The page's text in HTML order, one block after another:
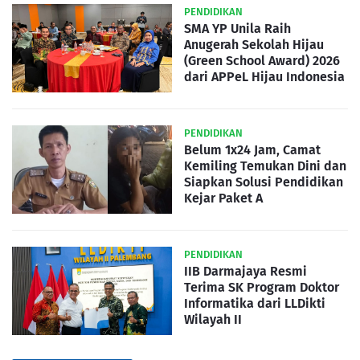
PENDIDIKAN
SMA YP Unila Raih
Anugerah Sekolah Hijau
(Green School Award) 2026
dari APPeL Hijau Indonesia
PENDIDIKAN
Belum 1x24 Jam, Camat
Kemiling Temukan Dini dan
Siapkan Solusi Pendidikan
Kejar Paket A
PENDIDIKAN
IIB Darmajaya Resmi
Terima SK Program Doktor
Informatika dari LLDikti
Wilayah II